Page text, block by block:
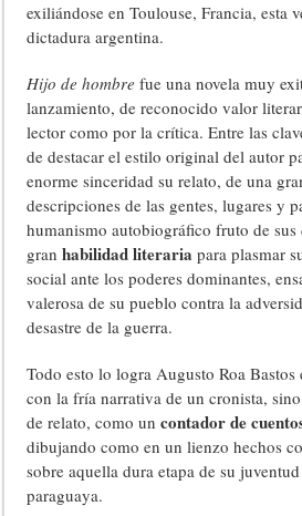
exiliándose en Toulouse, Francia, esta
dictadura argentina.
Hijo de hombre fue una novela muy
lanzamiento, de reconocido valor
lector como por la crítica. Entre las
de destacar el estilo original del autor
enorme sinceridad su relato, de una
descripciones de las gentes, lugares y
humanismo autobiográfico fruto de
granhabilidad literaria para plasmar
social ante los poderes dominantes,
valerosa de su pueblo contra la
desastre de la guerra.
Todo esto lo logra Augusto Roa
con la fría narrativa de un cronista,
de relato, como uncontador de
dibujando como en un lienzo hechos
sobre aquella dura etapa de su
paraguaya.